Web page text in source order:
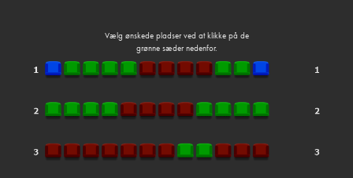
Vælg ønskede pladser ved at klikke på de
grønne sæder nedenfor.